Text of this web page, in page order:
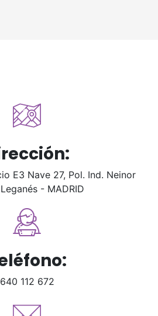
E3 Nave 27, Pol. Ind. Neinor
- MADRID
640 112 672